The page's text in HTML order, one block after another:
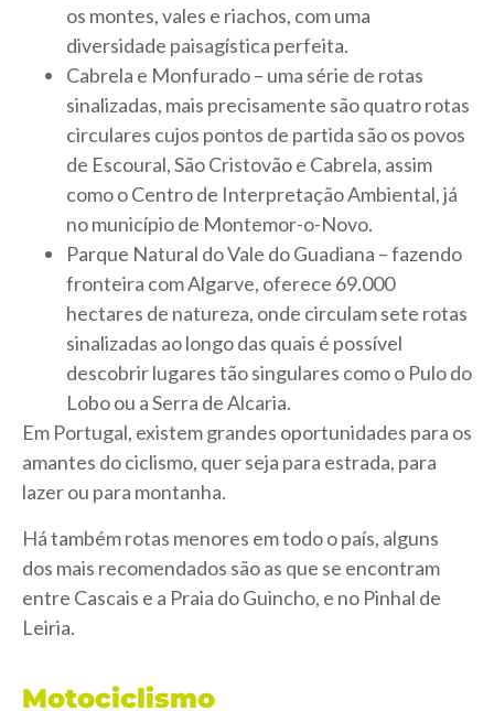
os montes, vales e riachos, com uma
diversidade paisagística perfeita.
Cabrela e Monfurado – uma série de rotas
sinalizadas, mais precisamente são quatro rotas
circulares cujos pontos de partida são os povos
de Escoural, São Cristovão e Cabrela, assim
como o Centro de Interpretação Ambiental, já
no município de Montemor-o-Novo.
Parque Natural do Vale do Guadiana – fazendo
fronteira com Algarve, oferece 69.000
hectares de natureza, onde circulam sete rotas
sinalizadas ao longo das quais é possível
descobrir lugares tão singulares como o Pulo do
Lobo ou a Serra de Alcaria.
Em Portugal, existem grandes oportunidades para os
amantes do ciclismo, quer seja para estrada, para
lazer ou para montanha.
Há também rotas menores em todo o país, alguns
dos mais recomendados são as que se encontram
entre Cascais e a Praia do Guincho, e no Pinhal de
Leiria.
Motociclismo